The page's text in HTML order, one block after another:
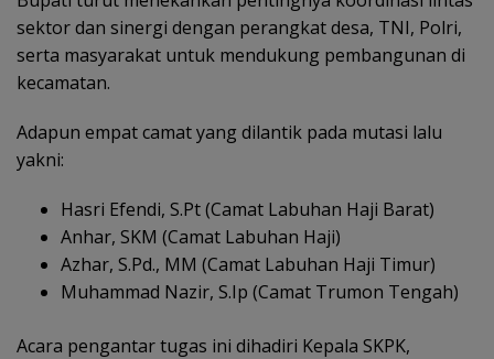
sektor dan sinergi dengan perangkat desa, TNI, Polri,
serta masyarakat untuk mendukung pembangunan di
kecamatan.
Adapun empat camat yang dilantik pada mutasi lalu
yakni:
Hasri Efendi, S.Pt (Camat Labuhan Haji Barat)
Anhar, SKM (Camat Labuhan Haji)
Azhar, S.Pd., MM (Camat Labuhan Haji Timur)
Muhammad Nazir, S.Ip (Camat Trumon Tengah)
Acara pengantar tugas ini dihadiri Kepala SKPK,